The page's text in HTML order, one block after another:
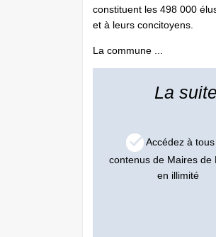
constituent les 498 000
et à leurs concitoyens.
La commune ...
La
Accédez à tous
contenus de Maires de
en illimité